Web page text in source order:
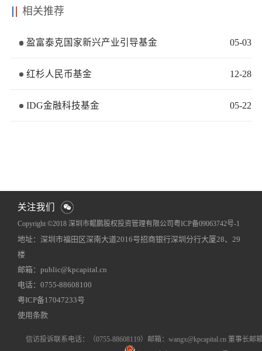
相关推荐
盈富泰克国家新兴产业引导基金 05-03
红杉人民币基金 12-28
IDG金融科技基金 05-22
关注我们
Copyright ©2018 深圳市鲲鹏股权投资管理有限公司 粤ICP备09063742号-1
网站地图犀牛云提供企业云服务
地址：深圳市福田区深南大道2016号招商银行深圳分行大厦28、29
楼
邮箱：public@kpcapital.cn
电话：0755-88608100
粤ICP备17047233号
使用条款
信访投诉联系电话：（0755-88608119）
邮箱：wangx@kpcapital.cn 董事长邮